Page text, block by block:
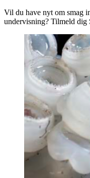
Vil du have nyt om smag
undervisning? Tilmeld dig